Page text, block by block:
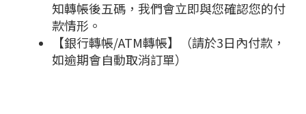
知轉帳後五碼，我們會立即與您確認您的付
款情形。
【銀行轉帳/ATM轉帳】（請於3日內付款，
如逾期會自動取消訂單）